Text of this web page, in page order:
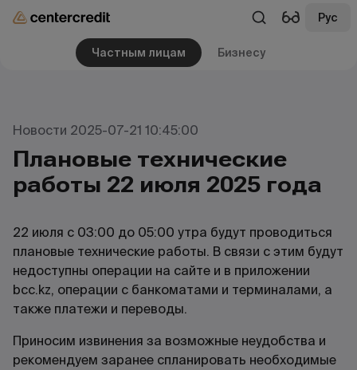
Рус
Частным лицам Бизнесу
Новости 2025-07-21 10:45:00
Плановые технические
работы 22 июля 2025 года
22 июля с 03:00 до 05:00 утра будут проводиться
плановые технические работы. В связи с этим будут
недоступны операции на сайте и в приложении
bcc.kz, операции с банкоматами и терминалами, а
также платежи и переводы.
Приносим извинения за возможные неудобства и
рекомендуем заранее спланировать необходимые